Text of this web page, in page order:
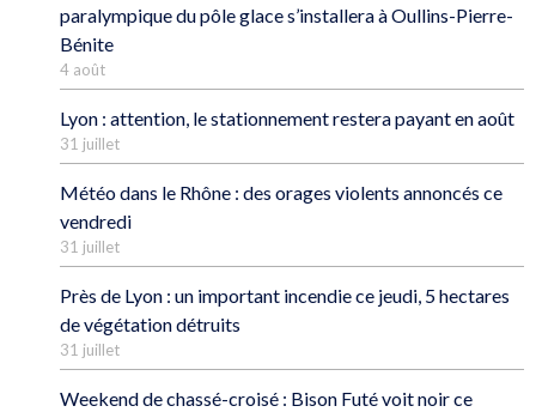
paralympique du pôle glace s’installera à Oullins-Pierre-
Bénite
4 août
Lyon : attention, le stationnement restera payant en août
31 juillet
Météo dans le Rhône : des orages violents annoncés ce
vendredi
31 juillet
Près de Lyon : un important incendie ce jeudi, 5 hectares
de végétation détruits
31 juillet
Weekend de chassé-croisé : Bison Futé voit noir ce